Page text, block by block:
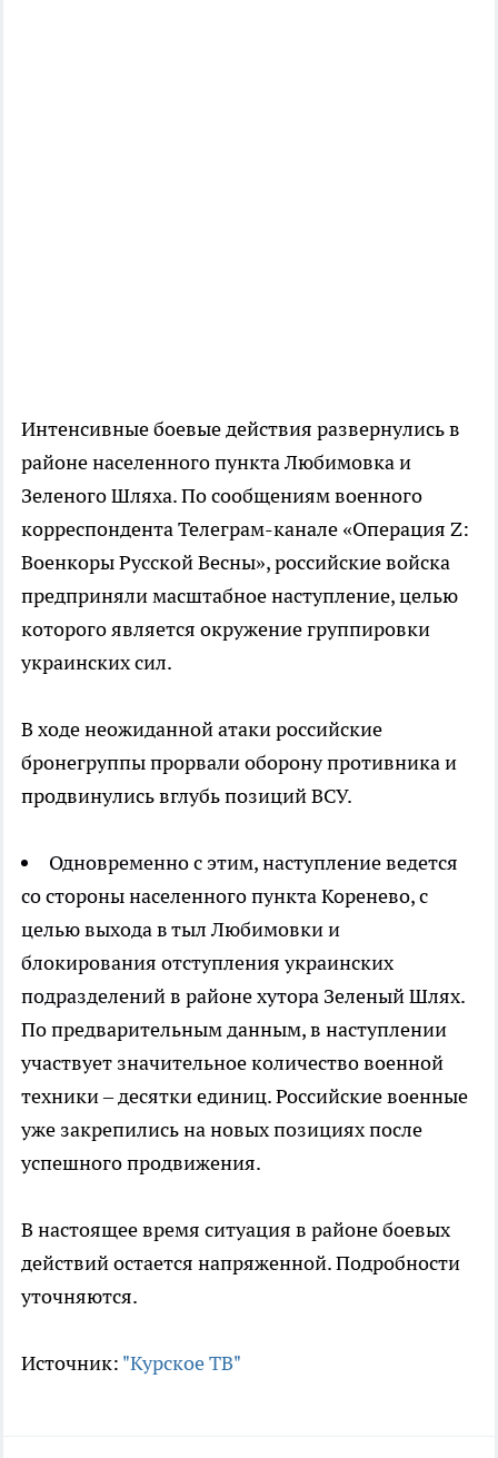
Интенсивные боевые действия развернулись в
районе населенного пункта Любимовка и
Зеленого Шляха. По сообщениям военного
корреспондента Телеграм-канале «Операция Z:
Военкоры Русской Весны», российские войска
предприняли масштабное наступление, целью
которого является окружение группировки
украинских сил.
В ходе неожиданной атаки российские
бронегруппы прорвали оборону противника и
продвинулись вглубь позиций ВСУ.
Одновременно с этим, наступление ведется
со стороны населенного пункта Коренево, с
целью выхода в тыл Любимовки и
блокирования отступления украинских
подразделений в районе хутора Зеленый Шлях.
По предварительным данным, в наступлении
участвует значительное количество военной
техники – десятки единиц. Российские военные
уже закрепились на новых позициях после
успешного продвижения.
В настоящее время ситуация в районе боевых
действий остается напряженной. Подробности
уточняются.
Источник: "Курское ТВ"